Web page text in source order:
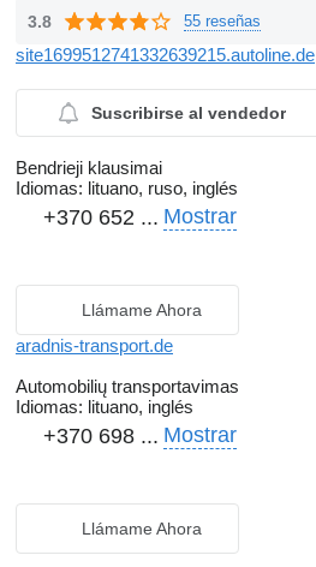
3.8 55 reseñas
site1699512741332639215.autoline.de
Suscribirse al vendedor
Bendrieji klausimai
Idiomas: lituano, ruso, inglés
+370 652 ... Mostrar
Llámame Ahora
aradnis-transport.de
Automobilių transportavimas
Idiomas: lituano, inglés
+370 698 ... Mostrar
Llámame Ahora